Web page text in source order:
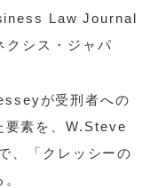
Law Journal
クシス・ジャパ
が受刑者への
要素を、W.Steve
、「クレッシーの